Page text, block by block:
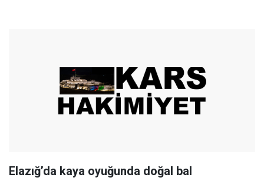
Elazığ’da kaya oyuğunda doğal bal